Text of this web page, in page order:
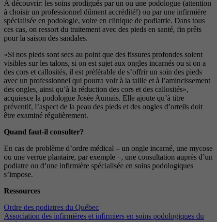
À découvrir: les soins prodigués par un ou une podologue (attention
à choisir un professionnel dûment accrédité!) ou par une infirmière
spécialisée en podologie, voire en clinique de podiatrie. Dans tous
ces cas, on ressort du traitement avec des pieds en santé, fin prêts
pour la saison des sandales.
«Si nos pieds sont secs au point que des fissures profondes soient
visibles sur les talons, si on est sujet aux ongles incarnés ou si on a
des cors et callosités, il est préférable de s’offrir un soin des pieds
avec un professionnel qui pourra voir à la taille et à l’amincissement
des ongles, ainsi qu’à la réduction des cors et des callosités»,
acquiesce la podologue Josée Aumais. Elle ajoute qu’à titre
préventif, l’aspect de la peau des pieds et des ongles d’orteils doit
être examiné régulièrement.
Quand faut-il consulter?
En cas de problème d’ordre médical – un ongle incarné, une mycose
ou une verrue plantaire, par exemple –, une consultation auprès d’un
podiatre ou d’une infirmière spécialisée en soins podologiques
s’impose.
Ressources
Ordre des podiatres du Québec
Association des infirmières et infirmiers en soins podologiques du